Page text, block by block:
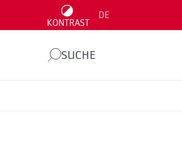
KONTRAST
DE
SUCHE